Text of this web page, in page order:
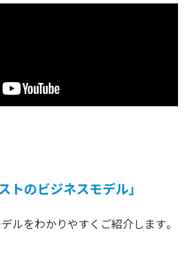
トのビジネスモデル」
ルをわかりやすくご紹介します。